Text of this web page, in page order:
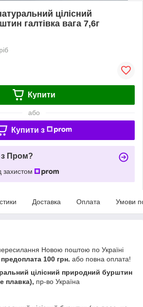
цілісний
галтівка вага 7,6г
Купити
або
Купити з
з Пром?
захистом
Доставка Оплата Умови
Новою поштою по Україні
предоплата 100 грн. або повна оплата!
цілісний природний бурштин
плавка), пр-во Україна